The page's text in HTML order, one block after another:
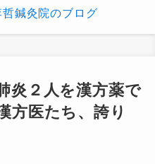
炎２人を漢方薬で
方医たち、誇り